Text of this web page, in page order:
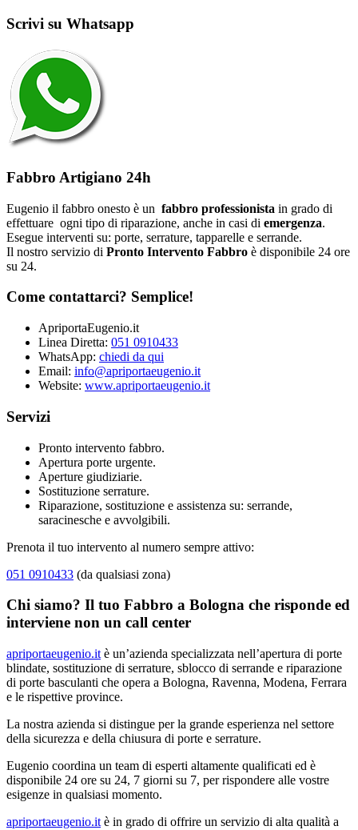
Scrivi su Whatsapp
Fabbro Artigiano 24h
Eugenio il fabbro onesto è un fabbro professionista in grado di
effettuare ogni tipo di riparazione, anche in casi di emergenza.
Esegue interventi su: porte, serrature, tapparelle e serrande.
Il nostro servizio di Pronto Intervento Fabbro è disponibile 24 ore
su 24.
Come contattarci? Semplice!
ApriportaEugenio.it
Linea Diretta: 051 0910433
WhatsApp: chiedi da qui
Email: info@apriportaeugenio.it
Website: www.apriportaeugenio.it
Servizi
Pronto intervento fabbro.
Apertura porte urgente.
Aperture giudiziarie.
Sostituzione serrature.
Riparazione, sostituzione e assistenza su: serrande,
saracinesche e avvolgibili.
Prenota il tuo intervento al numero sempre attivo:
051 0910433 (da qualsiasi zona)
Chi siamo? Il tuo Fabbro a Bologna che risponde ed
interviene non un call center
apriportaeugenio.it è un’azienda specializzata nell’apertura di porte
blindate, sostituzione di serrature, sblocco di serrande e riparazione
di porte basculanti che opera a Bologna, Ravenna, Modena, Ferrara
e le rispettive province.
La nostra azienda si distingue per la grande esperienza nel settore
della sicurezza e della chiusura di porte e serrature.
Eugenio coordina un team di esperti altamente qualificati ed è
disponibile 24 ore su 24, 7 giorni su 7, per rispondere alle vostre
esigenze in qualsiasi momento.
apriportaeugenio.it è in grado di offrire un servizio di alta qualità a